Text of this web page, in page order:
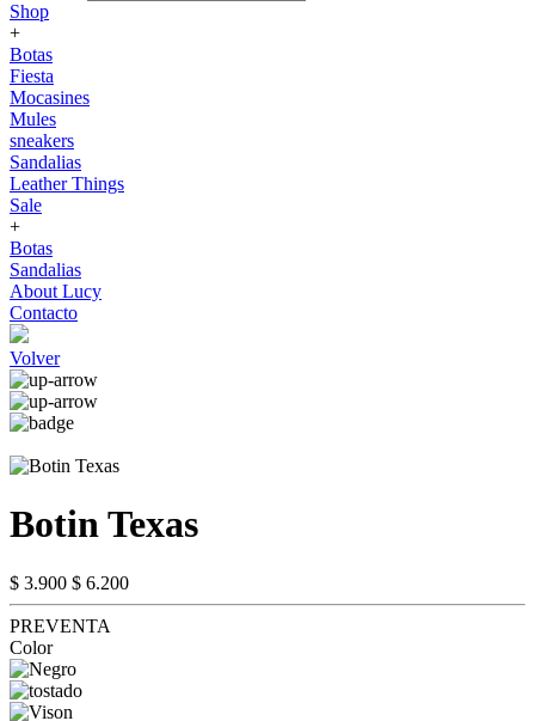
Shop
+
Botas
Fiesta
Mocasines
Mules
sneakers
Sandalias
Leather Things
Sale
+
Botas
Sandalias
About Lucy
Contacto
Volver
Botin Texas
$ 3.900 $ 6.200
PREVENTA
Color